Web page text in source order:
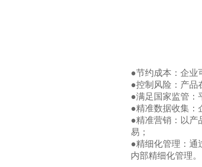
●节约成本：企业
●控制风险：产品
●满足国家监管：
●精准数据收集：
●精准营销：以产
易；
●精细化管理：通
内部精细化管理。